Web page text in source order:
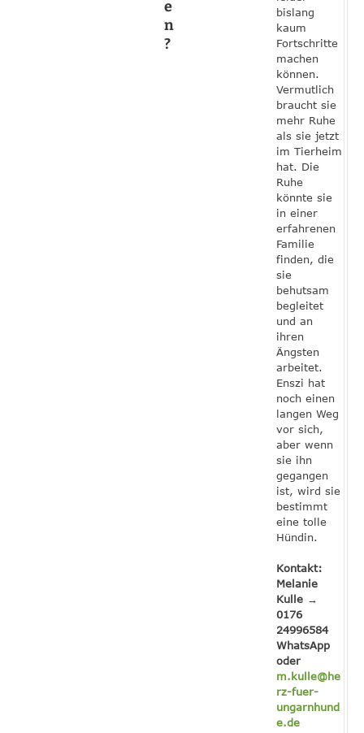
bislang
kaum
Fortschritte
machen
können.
Vermutlich
braucht sie
mehr Ruhe
als sie jetzt
im Tierheim
hat. Die
Ruhe
könnte sie
in einer
erfahrenen
Familie
finden, die
sie
behutsam
begleitet
und an
ihren
Ängsten
arbeitet.
Enszi hat
noch einen
langen Weg
vor sich,
aber wenn
sie ihn
gegangen
ist, wird sie
bestimmt
eine tolle
Hündin.
Kontakt:
Melanie
Kulle →
0176
24996584
WhatsApp
oder
m.kulle@he
rz-fuer-
ungarnhund
e.de
e
n
?